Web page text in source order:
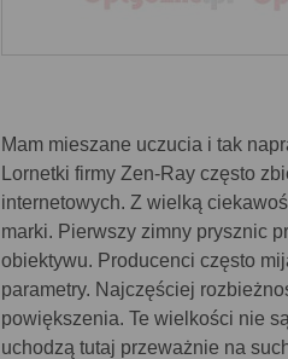
Mam mieszane uczucia i tak
Lornetki firmy Zen-Ray często
internetowych. Z wielką
marki. Pierwszy zimny prysznic
obiektywu. Producenci często
parametry. Najczęściej
powiększenia. Te wielkości nie
uchodzą tutaj przeważnie na